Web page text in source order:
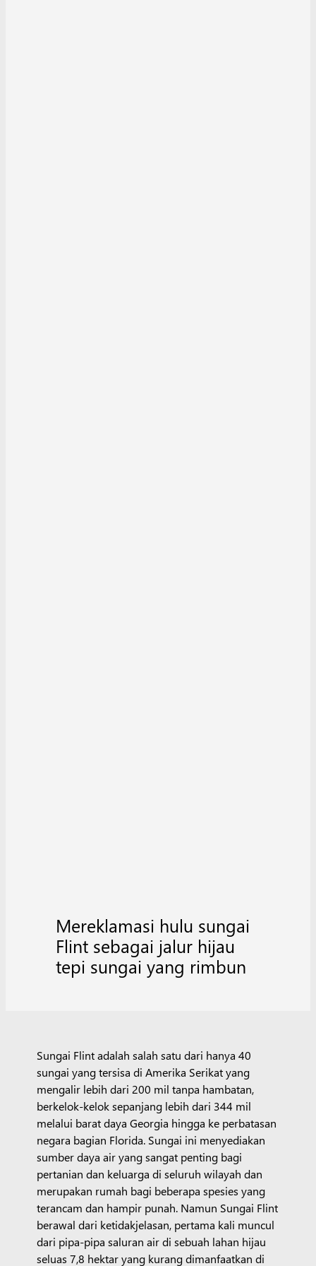
Mereklamasi hulu sungai
Flint sebagai jalur hijau
tepi sungai yang rimbun
Sungai Flint adalah salah satu dari hanya 40
sungai yang tersisa di Amerika Serikat yang
mengalir lebih dari 200 mil tanpa hambatan,
berkelok-kelok sepanjang lebih dari 344 mil
melalui barat daya Georgia hingga ke perbatasan
negara bagian Florida. Sungai ini menyediakan
sumber daya air yang sangat penting bagi
pertanian dan keluarga di seluruh wilayah dan
merupakan rumah bagi beberapa spesies yang
terancam dan hampir punah. Namun Sungai Flint
berawal dari ketidakjelasan, pertama kali muncul
dari pipa-pipa saluran air di sebuah lahan hijau
seluas 7,8 hektar yang kurang dimanfaatkan di